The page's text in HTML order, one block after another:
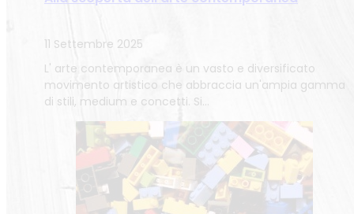
11 Settembre 2025
L' arte contemporanea è un vasto e diversificato
movimento artistico che abbraccia un'ampia gamma
di stili, medium e concetti. Si…